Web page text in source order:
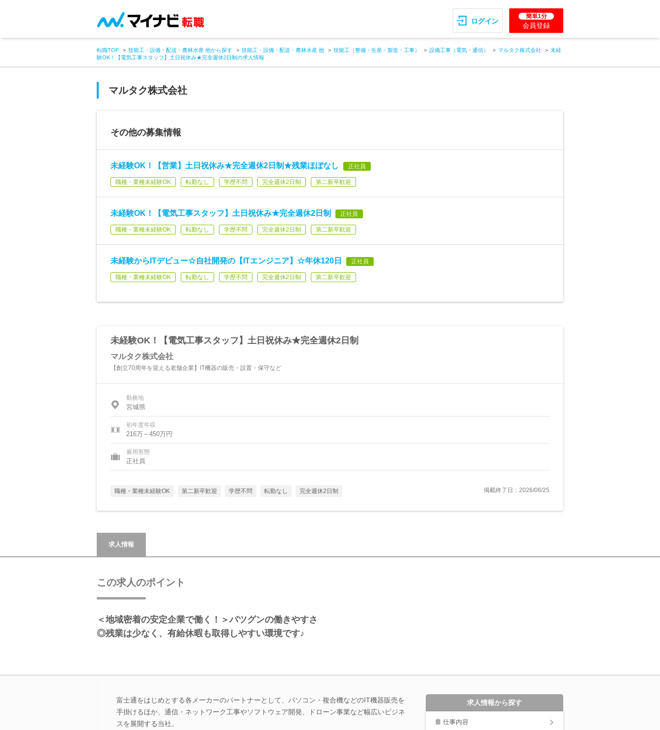
ログイン
簡単1分
会員登録
転職TOP 技能工・設備・配送・農林水産 他から探す 技能工・設備・配送・農林水産 他 技能工（整備・生産・製造・工事） 設備工事（電気・通信） マルタク株式会社
未経
験OK！【電気工事スタッフ】土日祝休み★完全週休2日制の求人情報
マルタク株式会社
その他の募集情報
未経験OK！【営業】土日祝休み★完全週休2日制★残業ほぼなし 正社員
職種・業種未経験OK 転勤なし 学歴不問 完全週休2日制 第二新卒歓迎
未経験OK！【電気工事スタッフ】土日祝休み★完全週休2日制 正社員
職種・業種未経験OK 転勤なし 学歴不問 完全週休2日制 第二新卒歓迎
未経験からITデビュー☆自社開発の【ITエンジニア】☆年休120日 正社員
職種・業種未経験OK 転勤なし 学歴不問 完全週休2日制 第二新卒歓迎
未経験OK！【電気工事スタッフ】土日祝休み★完全週休2日制
マルタク株式会社
【創立70周年を迎える老舗企業】IT機器の販売・設置・保守など
勤務地
宮城県
初年度年収
216万～450万円
雇用形態
正社員
職種・業種未経験OK 第二新卒歓迎 学歴不問 転勤なし 完全週休2日制 掲載終了日：2026/06/25
求人情報
この求人のポイント
＜地域密着の安定企業で働く！＞バツグンの働きやすさ
◎残業は少なく、有給休暇も取得しやすい環境です♪
富士通をはじめとする各メーカーのパートナーとして、パソコン・複合機などのIT機器販売を
手掛けるほか、通信・ネットワーク工事やソフトウェア開発、ドローン事業など幅広いビジネ
スを展開する当社。
求人情報から探す
仕事内容